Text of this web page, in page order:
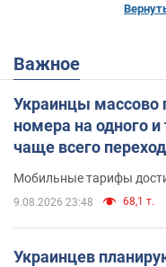
Важное
Украинцы массово
номера на одного
чаще всего
Мобильные тарифы
9.08.2026 23:48 68,1 т.
Украинцев